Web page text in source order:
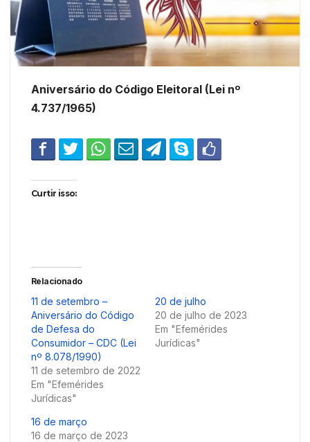
Aniversário do Código Eleitoral (Lei nº
4.737/1965)
Curtir isso:
Relacionado
11 de setembro –
Aniversário do Código
de Defesa do
Consumidor – CDC (Lei
nº 8.078/1990)
11 de setembro de 2022
Em "Efemérides
Jurídicas"
20 de julho
20 de julho de 2023
Em "Efemérides
Jurídicas"
16 de março
16 de março de 2023